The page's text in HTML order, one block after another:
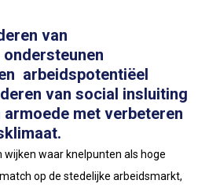
van
arbeidspotentiëel
van social insluiting
met verbeteren
wijken waar knelpunten als hoge
op de stedelijke arbeidsmarkt,